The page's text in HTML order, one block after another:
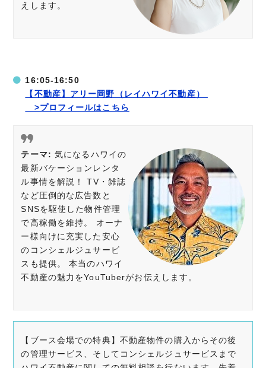
えします。
16:05-16:50
【不動産】 アリー岡野（レイハワイ不動産）
>プロフィールはこちら
テーマ: 気になるハワイの
最新バケーションレンタ
ル事情を解説！ TV・雑誌
など圧倒的な広告数と
SNSを駆使した物件管理
で高稼働を維持。 オーナ
ー様向けに充実した安心
のコンシェルジュサービ
スも提供。 本当のハワイ
不動産の魅力をYouTuberがお伝えします。
【ブース会場での特典】不動産物件の購入からその後
の管理サービス、そしてコンシェルジュサービスまで